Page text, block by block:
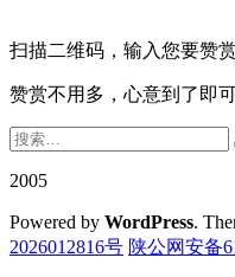
扫描二维码，输入您要赞
赞赏不用多，心意到了即
2005
Powered by WordPress.
2026012816号 陕公网安备